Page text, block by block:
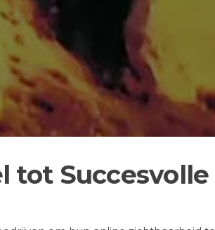
tot Succesvolle